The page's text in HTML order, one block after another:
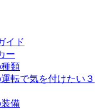
イド
ー
類
転で気を付けたい３
備